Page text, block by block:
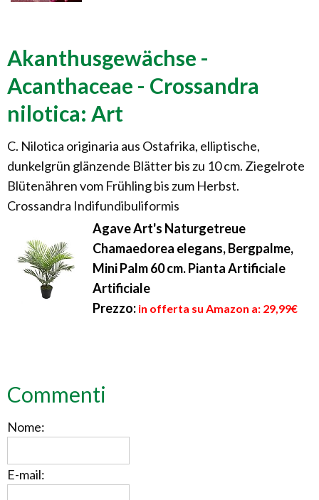
Akanthusgewächse -
Acanthaceae - Crossandra
nilotica: Art
C. Nilotica originaria aus Ostafrika, elliptische,
dunkelgrün glänzende Blätter bis zu 10 cm. Ziegelrote
Blütenähren vom Frühling bis zum Herbst.
Crossandra Indifundibuliformis
Agave Art's Naturgetreue
Chamaedorea elegans, Bergpalme,
Mini Palm 60 cm. Pianta Artificiale
Artificiale
Prezzo: in offerta su Amazon a: 29,99€
Commenti
Nome:
E-mail: